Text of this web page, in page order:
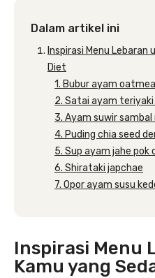
Dalam artikel ini
Inspirasi Menu Lebaran
Diet
1. Bubur ayam oatmeal
2. Satai ayam teriyaki
3. Ayam suwir
4. Puding chia seed
5. Sup ayam jahe pok
6. Shirataki japchae
7. Opor ayam susu
Inspirasi Menu
Kamu yang